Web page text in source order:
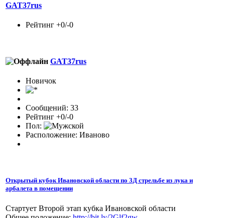
GAT37rus
Рейтинг +0/-0
GAT37rus
Новичок
Сообщений: 33
Рейтинг +0/-0
Пол:
Расположение: Иваново
Открытый кубок Ивановской области по 3Д стрельбе из лука и
арбалета в помещении
Стартует Второй этап кубка Ивановской области